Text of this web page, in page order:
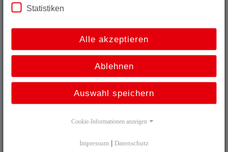
pdf, deutsch
pdf, deutsch
Statistiken
Alle akzeptieren
Ablehnen
Auswahl speichern
Cookie-Informationen anzeigen
Impressum | Datenschutz